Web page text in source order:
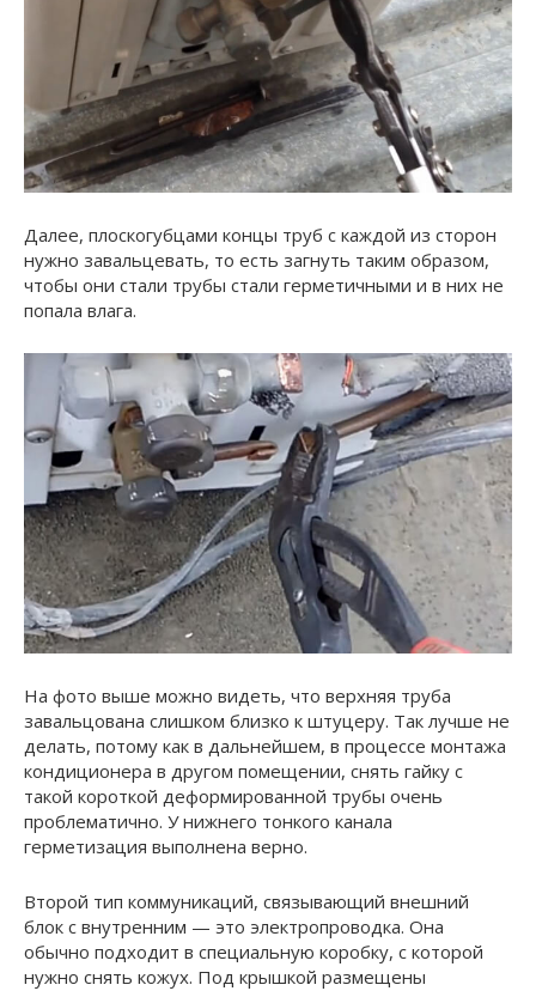
Далее, плоскогубцами концы труб с каждой из сторон
нужно завальцевать, то есть загнуть таким образом,
чтобы они стали трубы стали герметичными и в них не
попала влага.
На фото выше можно видеть, что верхняя труба
завальцована слишком близко к штуцеру. Так лучше не
делать, потому как в дальнейшем, в процессе монтажа
кондиционера в другом помещении, снять гайку с
такой короткой деформированной трубы очень
проблематично. У нижнего тонкого канала
герметизация выполнена верно.
Второй тип коммуникаций, связывающий внешний
блок с внутренним — это электропроводка. Она
обычно подходит в специальную коробку, с которой
нужно снять кожух. Под крышкой размещены